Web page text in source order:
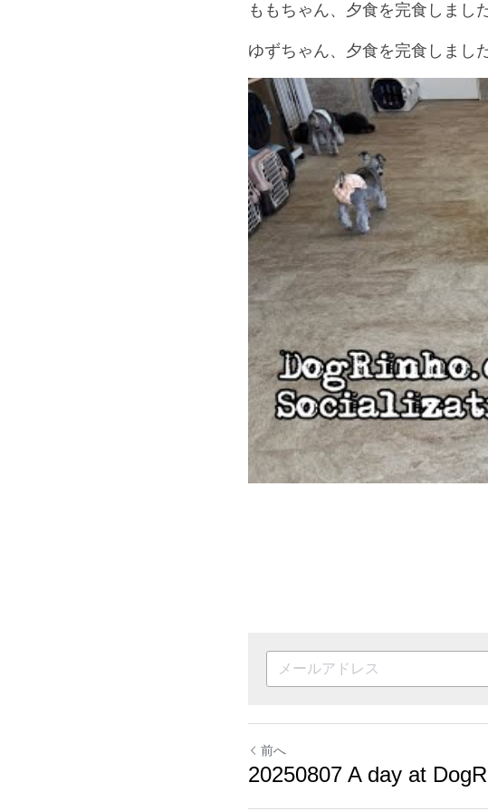
ももちゃん、夕食を完食しました
ゆずちゃん、夕食を完食しました
前へ
20250807 A day at